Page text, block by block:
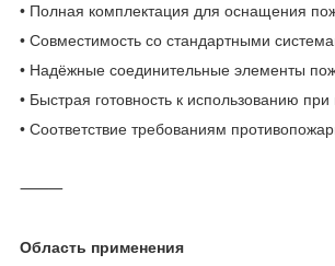
• Полная комплектация для оснащения
• Совместимость со стандартными
• Надёжные соединительные элементы
• Быстрая готовность к использованию
• Соответствие требованиям
⸻
Область применения